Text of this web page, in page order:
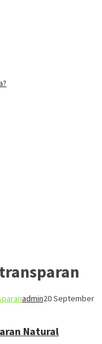
admin20 September
Natural